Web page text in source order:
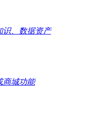
识、数据资产
商城功能